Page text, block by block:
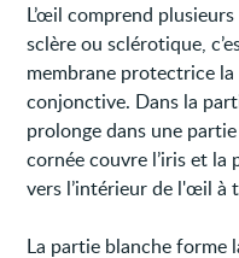
L’œil comprend
sclère ou sclérotique,
membrane protectrice la
conjonctive. Dans la
prolonge dans une
cornée couvre l’iris et la
vers l’intérieur de l'œil à
La partie blanche